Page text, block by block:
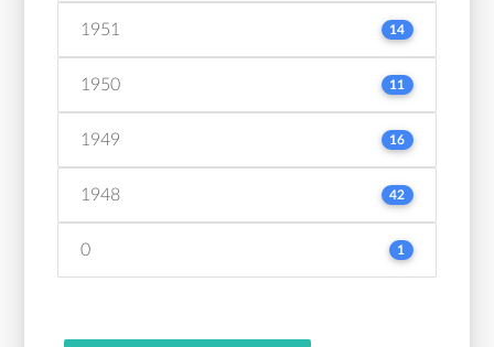
1951 14
1950 11
1949 16
1948 42
0 1